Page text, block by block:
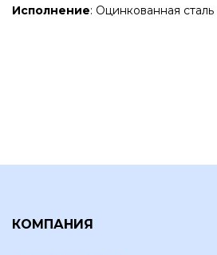
Исполнение: Оцинкованная сталь
КОМПАНИЯ